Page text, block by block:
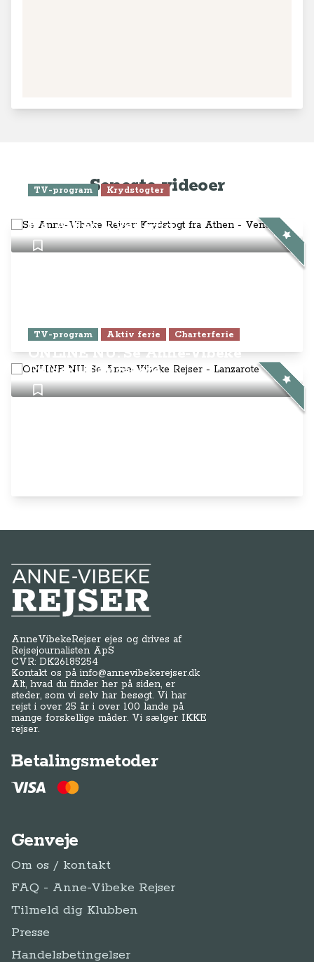
Seneste videoer
TV-program Krydstogter
fra Athen - Venedig
TV-program Aktiv ferie Charterferie
ONLINE NU: Se Anne-Vibeke
Rejser - Lanzarote
Anne-Vibeke Rejser
AnneVibekeRejser ejes og drives af
Rejsejournalisten ApS
CVR: DK26185254
Kontakt os påinfo@annevibekerejser.dk
Alt, hvad du finder her på siden, er
steder, som vi selv har besøgt. Vi har
rejst i over 25 år i over 100 lande på
mange forskellige måder. Vi sælger IKKE
rejser.
Betalingsmetoder
Genveje
Om os / kontakt
FAQ - Anne-Vibeke Rejser
Tilmeld dig Klubben
Presse
Handelsbetingelser